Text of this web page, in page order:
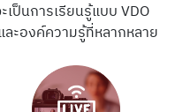
ป็นการเรียนรู้แบบ VDO
ะองค์ความรู้ที่หลากหลาย